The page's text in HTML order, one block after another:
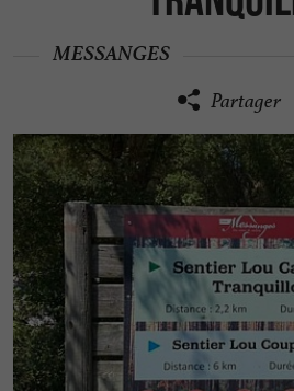
MESSANGES
Partager